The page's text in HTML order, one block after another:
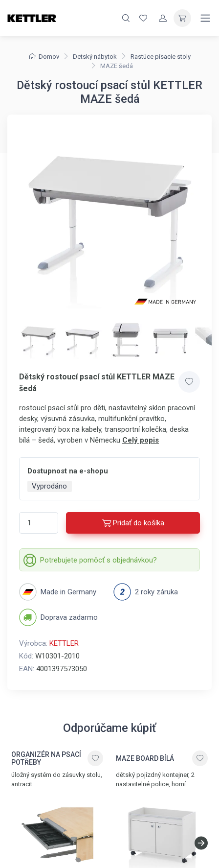
Domov Detský nábytok
Rastúce písacie stoly
MAZE šedá
Dětský rostoucí psací stůl KETTLER
MAZE šedá
Dětský rostoucí psací stůl KETTLER MAZE
šedá
rostoucí psací stůl pro děti, nastavitelný sklon pracovní
desky, výsuvná zásuvka, multifunkční pravítko,
integrovaný box na kabely, transportní kolečka, deska
bílá – šedá, vyroben v Německu Celý popis
Dostupnost na e-shopu
Vyprodáno
Pridať do košíka
Potrebujete pomôcť s objednávkou?
Made in Germany 2 roky záruka
Doprava zadarmo
Výrobca: KETTLER
Kód: W10301-2010
EAN: 4001397573050
Odporúčame kúpiť
ORGANIZÉR NA PSACÍ
POTŘEBY
úložný systém do zásuvky stolu,
antracit
MAZE BOARD BÍLÁ
dětský pojízdný kontejner, 2
nastavitelné police, horní